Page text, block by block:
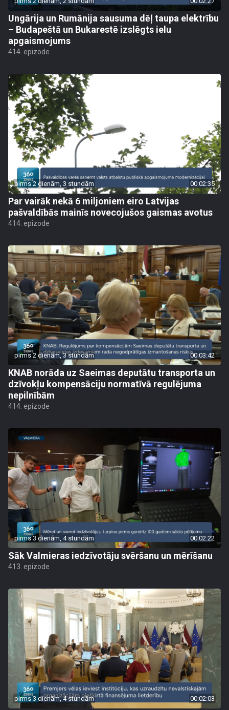
Ungārija un Rumānija sausuma dēļ taupa elektrību
– Budapeštā un Bukarestē izslēgts ielu
apgaismojums
414. epizode
pirms 2 dienām, 3 stundām 00:02:35
Par vairāk nekā 6 miljoniem eiro Latvijas
pašvaldībās mainīs novecojušos gaismas avotus
414. epizode
pirms 2 dienām, 3 stundām 00:03:42
KNAB norāda uz Saeimas deputātu transporta un
dzīvokļu kompensāciju normatīvā regulējuma
nepilnībām
414. epizode
pirms 3 dienām, 4 stundām 00:02:22
Sāk Valmieras iedzīvotāju svēršanu un mērīšanu
413. epizode
pirms 3 dienām, 4 stundām 00:02:03